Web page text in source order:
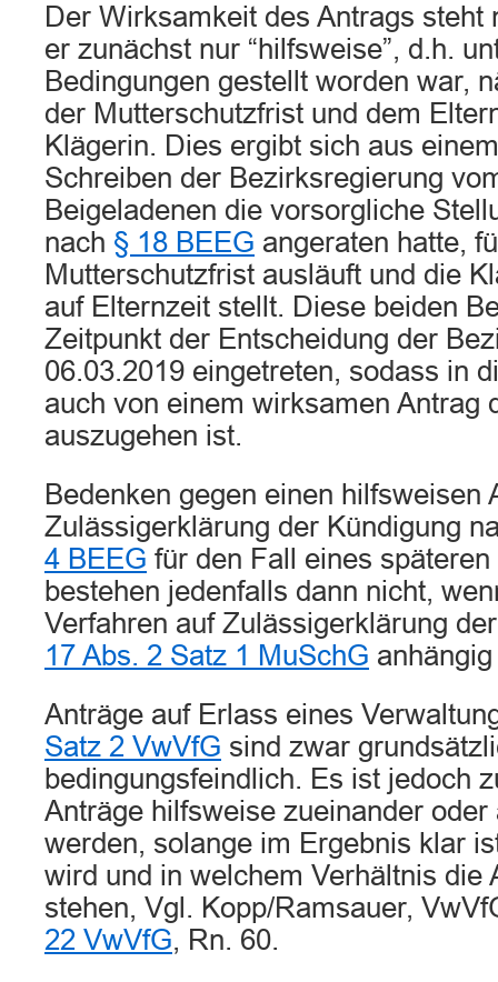
Der Wirksamkeit des Antrags steht
er zunächst nur “hilfsweise”, d.h.
Bedingungen gestellt worden war,
der Mutterschutzfrist und dem
Klägerin. Dies ergibt sich aus
Schreiben der Bezirksregierung
Beigeladenen die vorsorgliche
nach § 18 BEEG angeraten hatte,
Mutterschutzfrist ausläuft und die
auf Elternzeit stellt. Diese beiden
Zeitpunkt der Entscheidung der
06.03.2019 eingetreten, sodass in
auch von einem wirksamen Antrag
auszugehen ist.
Bedenken gegen einen hilfsweisen
Zulässigerklärung der Kündigung
4 BEEG für den Fall eines
bestehen jedenfalls dann nicht,
Verfahren auf Zulässigerklärung
17 Abs. 2 Satz 1 MuSchG
Anträge auf Erlass eines
Satz 2 VwVfG sind zwar
bedingungsfeindlich. Es ist jedoch
Anträge hilfsweise zueinander
werden, solange im Ergebnis klar
wird und in welchem Verhältnis die
stehen, Vgl. Kopp/Ramsauer,
22 VwVfG, Rn. 60.